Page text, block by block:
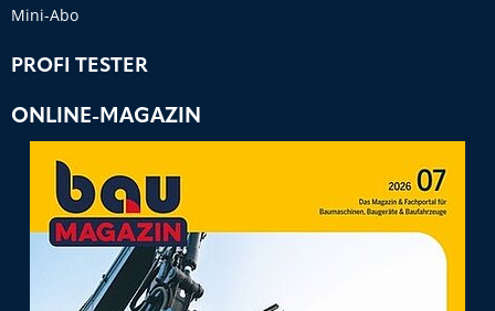
Mini-Abo
PROFI TESTER
ONLINE-MAGAZIN